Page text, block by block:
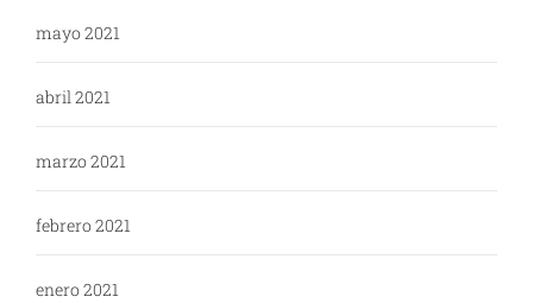
mayo 2021
abril 2021
marzo 2021
febrero 2021
enero 2021